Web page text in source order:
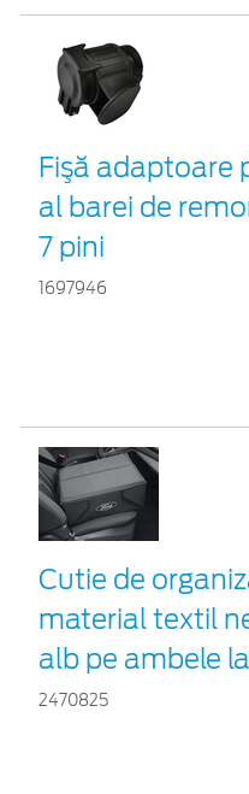
Fişă adaptoare
al barei de
7 pini
1697946
Cutie de
material textil
alb pe ambele
2470825